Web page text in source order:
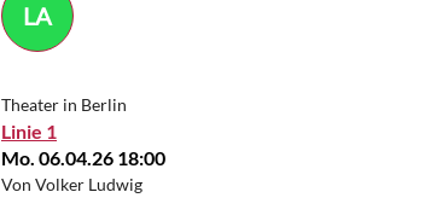
LA
Theater in Berlin
Linie 1
Mo. 06.04.26 18:00
Von Volker Ludwig